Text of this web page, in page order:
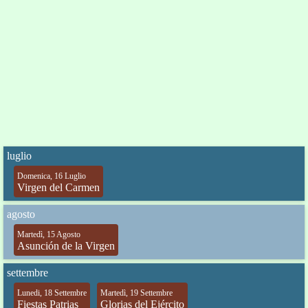
luglio
Domenica, 16 Luglio
Virgen del Carmen
agosto
Martedì, 15 Agosto
Asunción de la Virgen
settembre
Lunedi, 18 Settembre
Fiestas Patrias
Martedì, 19 Settembre
Glorias del Ejército